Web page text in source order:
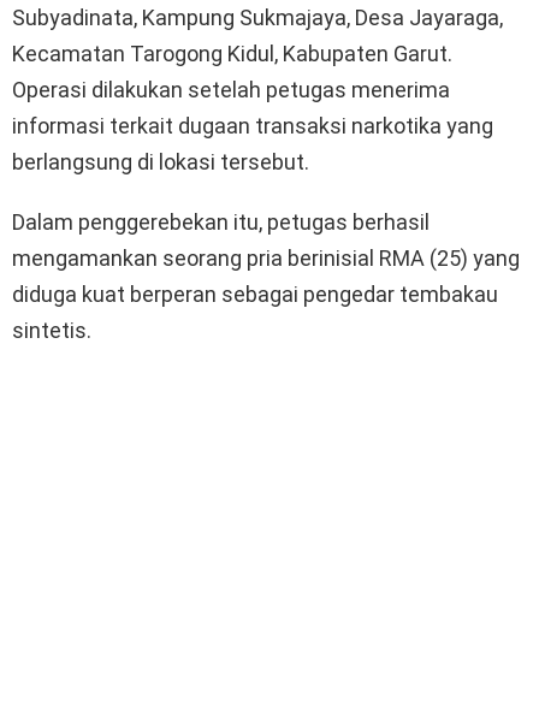
Subyadinata, Kampung Sukmajaya, Desa Jayaraga,
Kecamatan Tarogong Kidul, Kabupaten Garut.
Operasi dilakukan setelah petugas menerima
informasi terkait dugaan transaksi narkotika yang
berlangsung di lokasi tersebut.
Dalam penggerebekan itu, petugas berhasil
mengamankan seorang pria berinisial RMA (25) yang
diduga kuat berperan sebagai pengedar tembakau
sintetis.